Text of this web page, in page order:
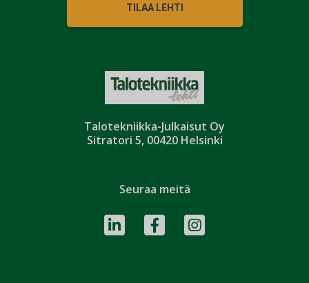
Talotekniikka-Julkaisut Oy
Sitratori 5, 00420 Helsinki
TILAA LEHTI
Seuraa meitä